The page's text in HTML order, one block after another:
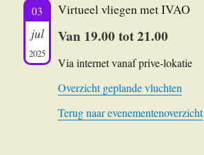
03
jul
2025
Virtueel vliegen met IVAO
Van 19.00 tot 21.00
Via internet vanaf prive-lokatie
Overzicht geplande vluchten
Terug naar evenementenoverzicht